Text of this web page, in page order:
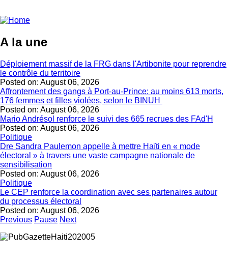
A la une
Déploiement massif de la FRG dans l'Artibonite pour reprendre
le contrôle du territoire
Posted on: August 06, 2026
Affrontement des gangs à Port-au-Prince: au moins 613 morts,
176 femmes et filles violées, selon le BINUH
Posted on: August 06, 2026
Mario Andrésol renforce le suivi des 665 recrues des FAd'H
Posted on: August 06, 2026
Politique
Dre Sandra Paulemon appelle à mettre Haïti en « mode
électoral » à travers une vaste campagne nationale de
sensibilisation
Posted on: August 06, 2026
Politique
Le CEP renforce la coordination avec ses partenaires autour
du processus électoral
Posted on: August 06, 2026
Previous Pause Next